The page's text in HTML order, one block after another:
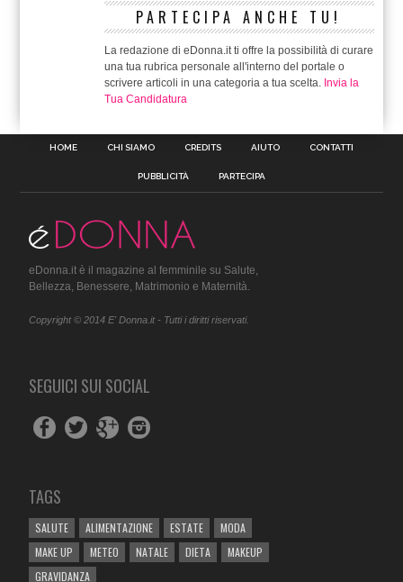
PARTECIPA ANCHE TU!
La redazione di eDonna.it ti offre la possibilità di curare
una tua rubrica personale all'interno del portale o
scrivere articoli in una categoria a tua scelta. Invia la
Tua Candidatura
HOME CHI SIAMO CREDITS AIUTO CONTATTI
PUBBLICITÀ PARTECIPA
eDonna.it è il magazine al femminile su Salute,
Bellezza, Benessere, Matrimonio e Maternità.
Copyright © 2014 E' Donna.it - Tutti i diritti riservati.
SEGUICI SUI SOCIAL
TAGS
SALUTE ALIMENTAZIONE ESTATE
MODA
MAKE UP
METEO NATALE DIETA
MAKEUP
GRAVIDANZA